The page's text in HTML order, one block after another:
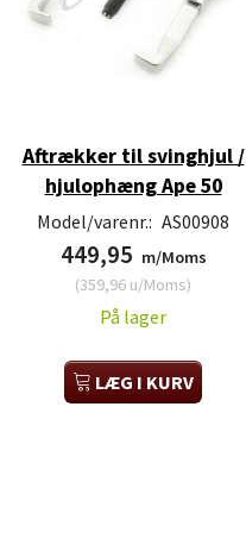
Aftrækker til svinghjul /
hjulophæng Ape 50
Model/varenr.: AS00908
449,95 m/Moms
(359,96 u/Moms)
På lager
LÆG I KURV